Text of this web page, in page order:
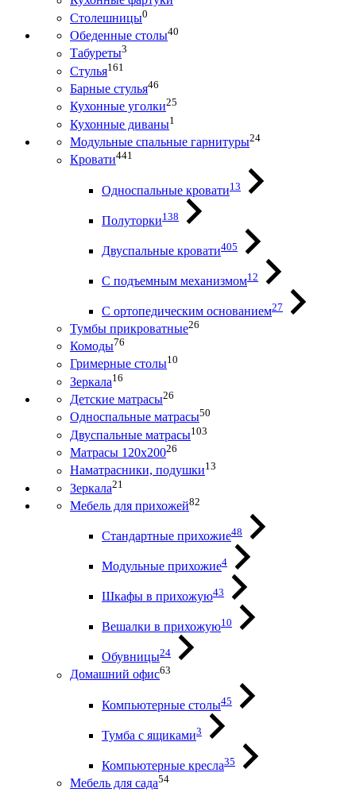
Столешницы0
Обеденные столы40
Табуреты3
Стулья161
Барные стулья46
Кухонные уголки25
Кухонные диваны1
Модульные спальные гарнитуры24
Кровати441
Односпальные кровати13
Полуторки138
Двуспальные кровати405
С подъемным механизмом12
С ортопедическим основанием27
Тумбы прикроватные26
Комоды76
Гримерные столы10
Зеркала16
Детские матрасы26
Односпальные матрасы50
Двуспальные матрасы103
Матрасы 120х20026
Наматрасники, подушки13
Зеркала21
Мебель для прихожей82
Стандартные прихожие48
Модульные прихожие4
Шкафы в прихожую43
Вешалки в прихожую10
Обувницы24
Домашний офис63
Компьютерные столы45
Тумба с ящиками3
Компьютерные кресла35
Мебель для сада54